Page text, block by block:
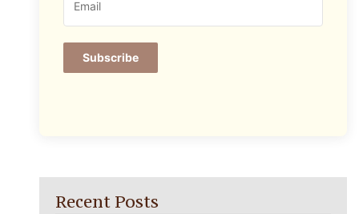
Subscribe
Recent Posts